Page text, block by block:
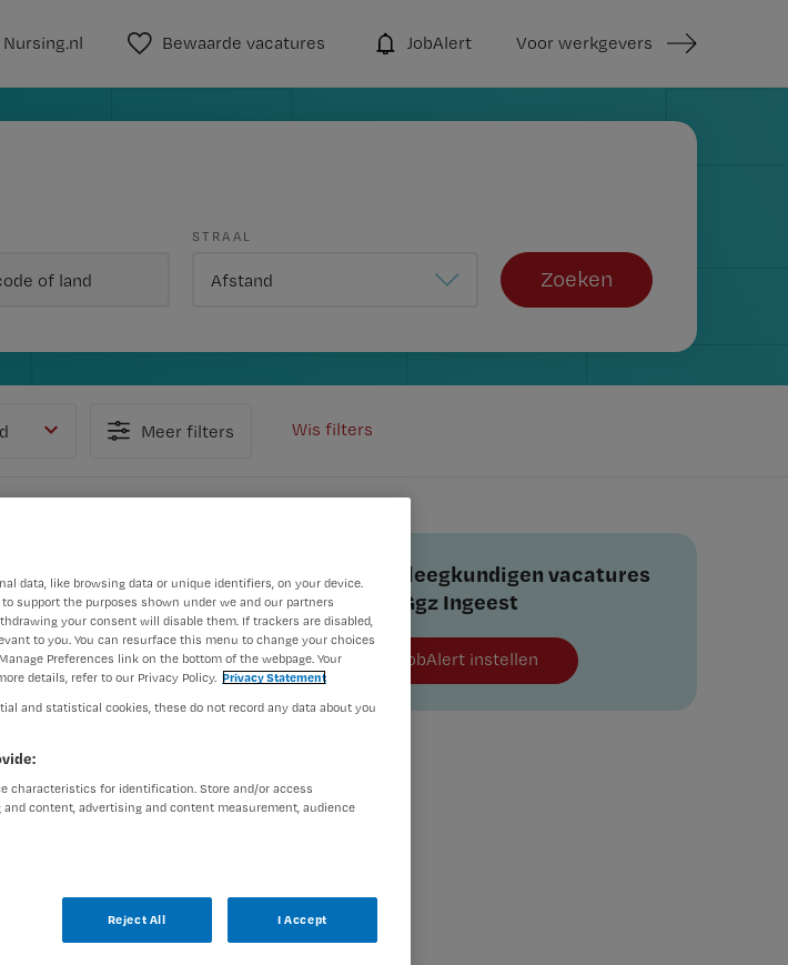
Nursing.nl Bewaarde vacatures JobAlert Voor werkgevers
STRAAL
Zoeken
Meer filters Wis filters
Verpleegkundigen vacatures
van Ggz Ingeest
JobAlert instellen
Kennemerland
Je begeleidt,
gesteldheid. Dat doe
data, like browsing data or unique identifiers, on your device.
support the purposes shown under we and our partners
your consent will disable them. If trackers are disabled,
to you. You can resurface this menu to change your choices
Preferences link on the bottom of the webpage. Your
details, refer to our Privacy Policy. Privacy Statement
and statistical cookies, these do not record any data about you
characteristics for identification. Store and/or access
content, advertising and content measurement, audience
Reject All I Accept